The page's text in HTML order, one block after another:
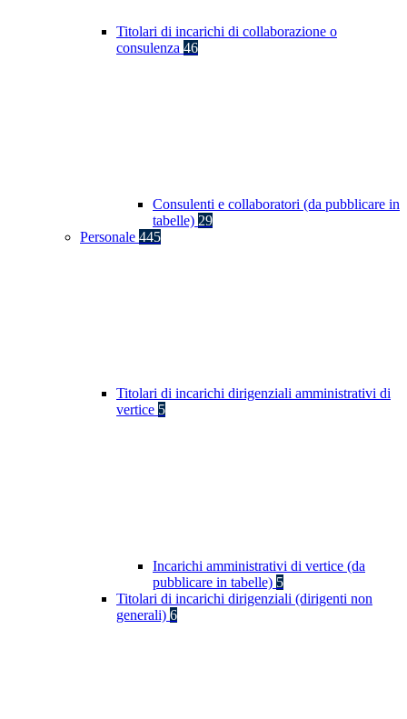
Titolari di incarichi di collaborazione o
consulenza 46
Consulenti e collaboratori (da pubblicare in
tabelle) 29
Personale 445
Titolari di incarichi dirigenziali amministrativi di
vertice 5
Incarichi amministrativi di vertice (da
pubblicare in tabelle) 5
Titolari di incarichi dirigenziali (dirigenti non
generali) 6